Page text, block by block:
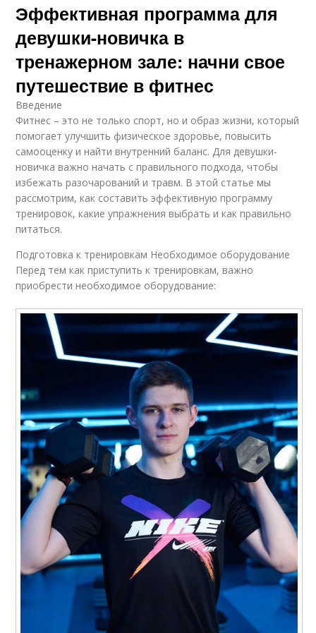
Эффективная программа для
девушки-новичка в
тренажерном зале: начни свое
путешествие в фитнес
Введение
Фитнес – это не только спорт, но и образ жизни, который
помогает улучшить физическое здоровье, повысить
самооценку и найти внутренний баланс. Для девушки-
новичка важно начать с правильного подхода, чтобы
избежать разочарований и травм. В этой статье мы
рассмотрим, как составить эффективную программу
тренировок, какие упражнения выбрать и как правильно
питаться.
Подготовка к тренировкам Необходимое оборудование
Перед тем как приступить к тренировкам, важно
приобрести необходимое оборудование: